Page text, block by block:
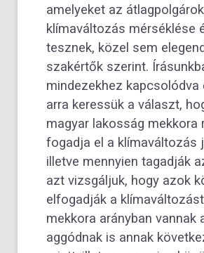
amelyeket az
klímaváltozás mérséklése
tesznek, közel sem
szakértők szerint.
mindezekhez kapcsolódva
arra keressük a választ,
magyar lakosság mekkora
fogadja el a klímaváltozás
illetve mennyien tagadják
azt vizsgáljuk, hogy azok
elfogadják a
mekkora arányban vannak
aggódnak is annak